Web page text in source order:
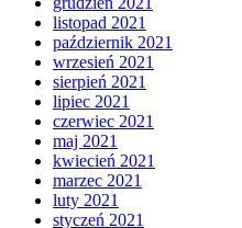
listopad 2021
październik 2021
wrzesień 2021
sierpień 2021
lipiec 2021
czerwiec 2021
maj 2021
kwiecień 2021
marzec 2021
luty 2021
styczeń 2021